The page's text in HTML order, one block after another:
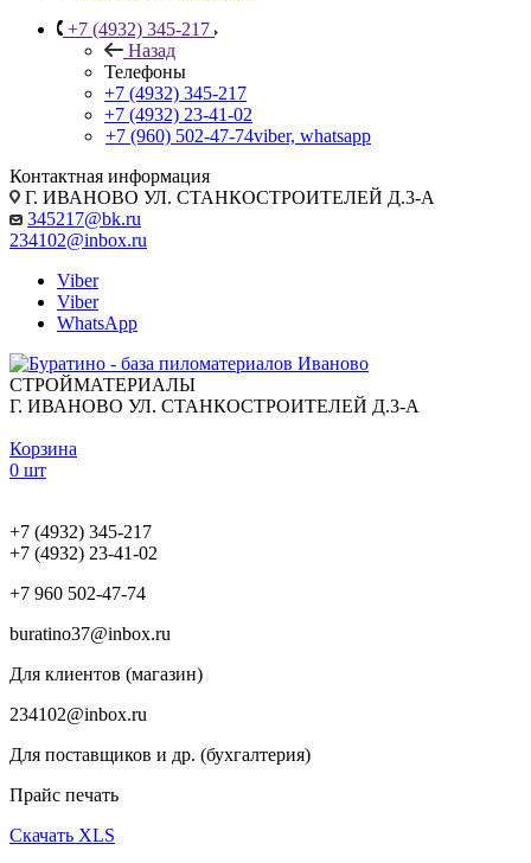
+7 (4932) 345-217
Назад
Телефоны
+7 (4932) 345-217
+7 (4932) 23-41-02
+7 (960) 502-47-74viber, whatsapp
Контактная информация
Г. ИВАНОВО УЛ. СТАНКОСТРОИТЕЛЕЙ Д.3-А
345217@bk.ru
234102@inbox.ru
Viber
Viber
WhatsApp
СТРОЙМАТЕРИАЛЫ
Г. ИВАНОВО УЛ. СТАНКОСТРОИТЕЛЕЙ Д.3-А
Корзина
0 шт
+7 (4932) 345-217
+7 (4932) 23-41-02
+7 960 502-47-74
buratino37@inbox.ru
Для клиентов (магазин)
234102@inbox.ru
Для поставщиков и др. (бухгалтерия)
Прайс печать
Скачать XLS